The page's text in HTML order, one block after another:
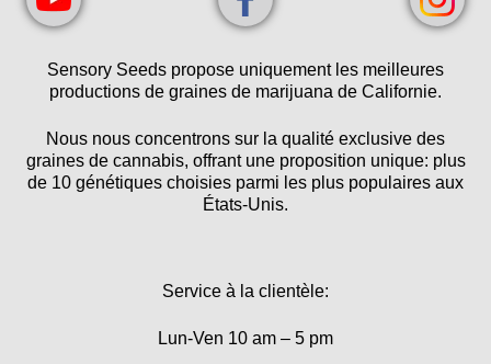
Sensory Seeds propose uniquement les meilleures
productions de graines de marijuana de Californie.
Nous nous concentrons sur la qualité exclusive des
graines de cannabis, offrant une proposition unique: plus
de 10 génétiques choisies parmi les plus populaires aux
États-Unis.
Service à la clientèle:
Lun-Ven 10 am – 5 pm